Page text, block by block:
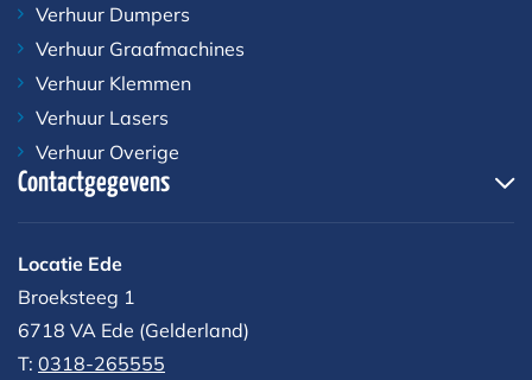
Verhuur Dumpers
Verhuur Graafmachines
Verhuur Klemmen
Verhuur Lasers
Verhuur Overige
Contactgegevens
Locatie Ede
Broeksteeg 1
6718 VA Ede (Gelderland)
T: 0318-265555